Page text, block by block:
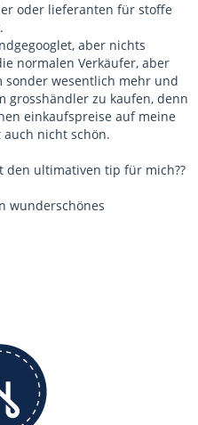
oder lieferanten für stoffe
aber nichts
normalen Verkäufer, aber
wesentlich mehr und
zu kaufen, denn
einkaufspreise auf meine
nicht schön.
ultimativen tip für mich??
wunderschönes